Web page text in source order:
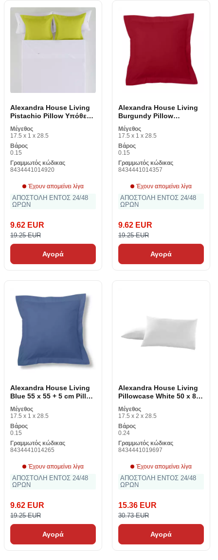
Alexandra House Living
Pistachio Pillow Υπόθεση
55 x 55 + 5 cm
Μέγεθος
17.5 x 1 x 28.5
Βάρος
0.15
Γραμμωτός κώδικας
8434441014920
Έχουν απομείνει λίγα
ΑΠΟΣΤΟΛΗ ΕΝΤΟΣ 24/48
ΩΡΩΝ
9.62 EUR
19.25 EUR
Αγορά
Alexandra House Living
Burgundy Pillow
Υπόθεση 55 x 55 + 5 cm
Μέγεθος
17.5 x 1 x 28.5
Βάρος
0.15
Γραμμωτός κώδικας
8434441014357
Έχουν απομείνει λίγα
ΑΠΟΣΤΟΛΗ ΕΝΤΟΣ 24/48
ΩΡΩΝ
9.62 EUR
19.25 EUR
Αγορά
Alexandra House Living
Blue 55 x 55 + 5 cm Pillow
Cover
Μέγεθος
17.5 x 1 x 28.5
Βάρος
0.15
Γραμμωτός κώδικας
8434441014265
Έχουν απομείνει λίγα
ΑΠΟΣΤΟΛΗ ΕΝΤΟΣ 24/48
ΩΡΩΝ
9.62 EUR
19.25 EUR
Αγορά
Alexandra House Living
Pillowcase White 50 x 80
cm (2 κομμάτια)
Μέγεθος
17.5 x 2 x 28.5
Βάρος
0.24
Γραμμωτός κώδικας
8434441019697
Έχουν απομείνει λίγα
ΑΠΟΣΤΟΛΗ ΕΝΤΟΣ 24/48
ΩΡΩΝ
15.36 EUR
30.73 EUR
Αγορά